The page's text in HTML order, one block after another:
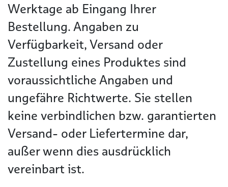
Werktage ab Eingang Ihrer
Bestellung. Angaben zu
Verfügbarkeit, Versand oder
Zustellung eines Produktes sind
voraussichtliche Angaben und
ungefähre Richtwerte. Sie stellen
keine verbindlichen bzw. garantierten
Versand- oder Liefertermine dar,
außer wenn dies ausdrücklich
vereinbart ist.